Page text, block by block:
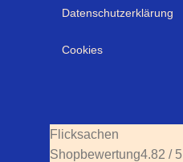
Datenschutzerklärung
Cookies
Flicksachen
Shopbewertung4.82 / 5